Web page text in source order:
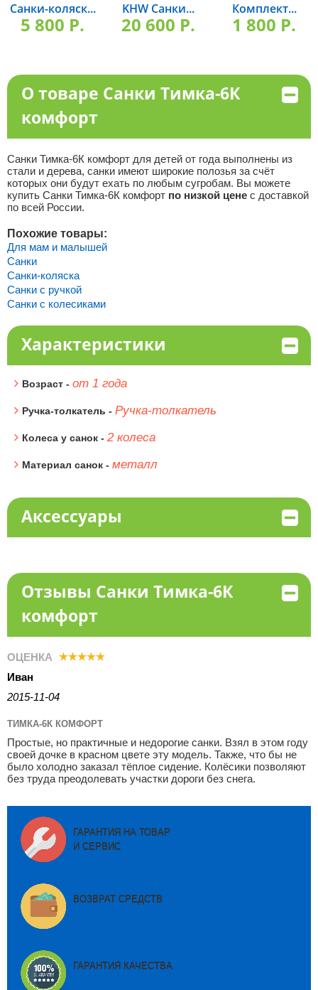
Санки-коляск...
5 800 P.
KHW Санки...
20 600 P.
Комплект...
1 800 P.
О товаре Санки Тимка-6К
комфорт
Санки Тимка-6К комфорт для детей от года выполнены из
стали и дерева, санки имеют широкие полозья за счёт
которых они будут ехать по любым сугробам. Вы можете
купить Санки Тимка-6К комфорт по низкой ценес доставкой
по всей России.
Похожие товары:
Для мам и малышей
Санки
Санки-коляска
Санки с ручкой
Санки с колесиками
Характеристики
Возраст - от 1 года
Ручка-толкатель - Ручка-толкатель
Колеса у санок - 2 колеса
Материал санок - металл
Аксессуары
Отзывы Санки Тимка-6К
комфорт
ОЦЕНКА
Иван
2015-11-04
ТИМКА-6К КОМФОРТ
Простые, но практичные и недорогие санки. Взял в этом году
своей дочке в красном цвете эту модель. Также, что бы не
было холодно заказал тёплое сидение. Колёсики позволяют
без труда преодолевать участки дороги без снега.
ГАРАНТИЯ НА ТОВАР
И СЕРВИС
ВОЗВРАТ СРЕДСТВ
ГАРАНТИЯ КАЧЕСТВА